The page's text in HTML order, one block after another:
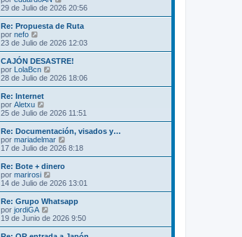
a
j
e
m
e
s
j
e
t
m
o
m
e
s
a
j
e
e
r
ú
t
m
o
m
e
j
e
29 de Julio de 2026 20:56
Re: Propuesta de Ruta
por nefo
e
r
ú
l
t
m
o
m
e
s
a
j
e
23 de Julio de 2026 12:03
CAJÓN DESASTRE!
por LolaBcn
e
r
t
m
o
m
e
s
j
e
28 de Julio de 2026 18:06
Re: Internet
por Aletxu
e
r
ú
l
t
m
o
m
e
s
a
j
e
25 de Julio de 2026 11:51
Re: Documentación, visados y…
por mariadelmar
e
r
t
o
m
e
17 de Julio de 2026 8:18
Re: Bote + dinero
por marirosi
e
r
ú
t
m
14 de Julio de 2026 13:01
Re: Grupo Whatsapp
por jordiGA
e
r
ú
19 de Junio de 2026 9:50